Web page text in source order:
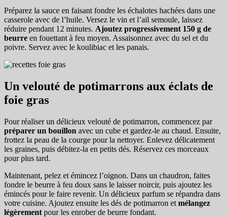
Préparez la sauce en faisant fondre les échalotes hachées dans une
casserole avec de l’huile. Versez le vin et l’ail semoule, laissez
réduire pendant 12 minutes. Ajoutez progressivement 150 g de
beurre en fouettant à feu moyen. Assaisonnez avec du sel et du
poivre. Servez avec le koulibiac et les panais.
Un velouté de potimarrons aux éclats de
foie gras
Pour réaliser un délicieux velouté de potimarron, commencez par
préparer un bouillon avec un cube et gardez-le au chaud. Ensuite,
frottez la peau de la courge pour la nettoyer. Enlevez délicatement
les graines, puis débitez-la en petits dés. Réservez ces morceaux
pour plus tard.
Maintenant, pelez et émincez l’oignon. Dans un chaudron, faites
fondre le beurre à feu doux sans le laisser noircir, puis ajoutez les
émincés pour le faire revenir. Un délicieux parfum se répandra dans
votre cuisine. Ajoutez ensuite les dés de potimarron et mélangez
légèrement pour les enrober de beurre fondant.